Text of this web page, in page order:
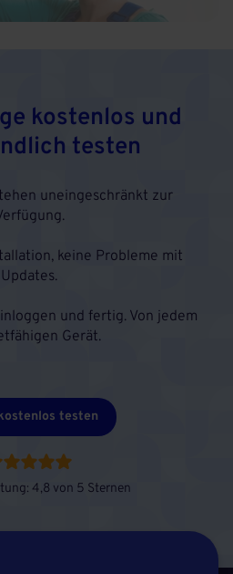
kostenlos und
testen
uneingeschränkt zur
keine Probleme mit
Updates.
und fertig. Von jedem
Gerät.
testen
4,8 von 5 Sternen